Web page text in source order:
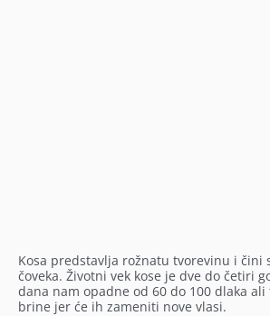
Kosa predstavlja rožnatu tvorevinu i čini
čoveka. Životni vek kose je dve do četiri
dana nam opadne od 60 do 100 dlaka
brine jer će ih zameniti nove vlasi.